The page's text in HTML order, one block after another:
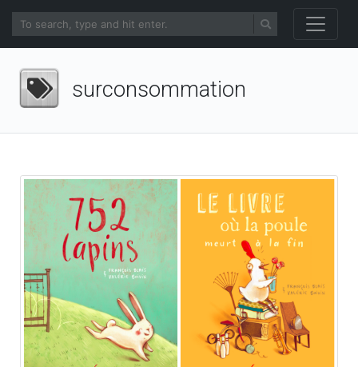
surconsommation